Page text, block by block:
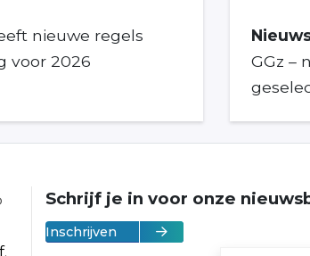
nieuwe regels
voor 2026
GGz –
.
Schrijf je in voor onze
Inschrijven